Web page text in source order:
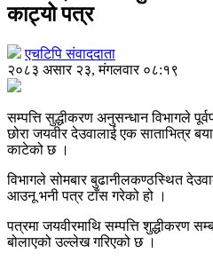
काट्यो पत्र
एचटिपि संवाददाता
२०८३ असार २३, मंगलवार ०८:१९
सम्पत्ति सुद्धीकरण अनुसन्धान विभागले
छोरा जयवीर देउवालाई एक साताभित्र
काटेको छ ।
विभागले सोमबार बुढानीलकण्ठस्थित
आउनू भनी पत्र टाँस गरेको हो ।
पत्रमा जयवीरमाथि सम्पत्ति शुद्धीकरण
बोलाएको उल्लेख गरिएको छ ।